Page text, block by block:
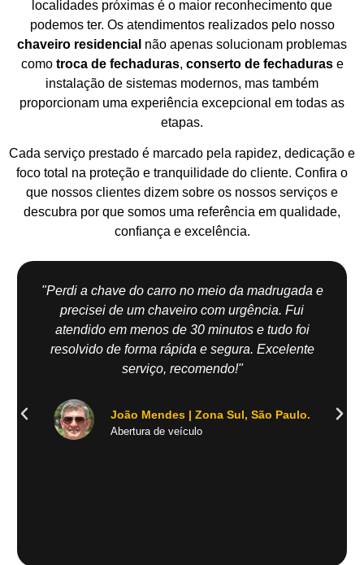
localidades próximas é o maior reconhecimento que
podemos ter. Os atendimentos realizados pelo nosso
chaveiro residencial não apenas solucionam problemas
como troca de fechaduras, conserto de fechadurase
instalação de sistemas modernos, mas também
proporcionam uma experiência excepcional em todas as
etapas.
Cada serviço prestado é marcado pela rapidez, dedicação e
foco total na proteção e tranquilidade do cliente. Confira o
que nossos clientes dizem sobre os nossos serviços e
descubra por que somos uma referência em qualidade,
confiança e excelência.
"Perdi a chave do carro no meio da madrugada e
precisei de um chaveiro com urgência. Fui
atendido em menos de 30 minutos e tudo foi
resolvido de forma rápida e segura. Excelente
serviço, recomendo!"
João Mendes | Zona Sul, São Paulo.
Abertura de veículo